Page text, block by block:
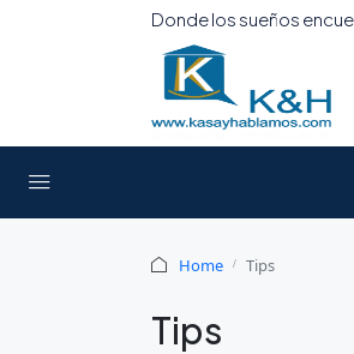
Donde los sueños
Home Tips
Tips